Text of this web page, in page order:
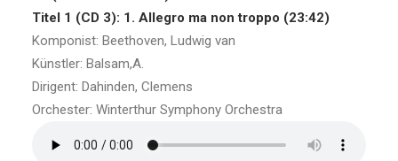
Titel 1 (CD 3): 1. Allegro ma non troppo (23:42)
Komponist: Beethoven, Ludwig van
Künstler: Balsam,A.
Dirigent: Dahinden, Clemens
Orchester: Winterthur Symphony Orchestra